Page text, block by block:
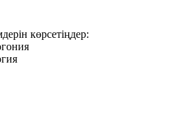
көрсетіңдер: